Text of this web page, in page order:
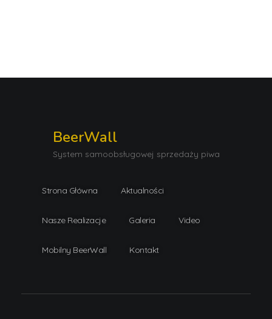
BeerWall
System samoobsługowej sprzedaży piwa
Strona Główna Aktualności
Nasze Realizacje Galeria Video
Mobilny BeerWall Kontakt